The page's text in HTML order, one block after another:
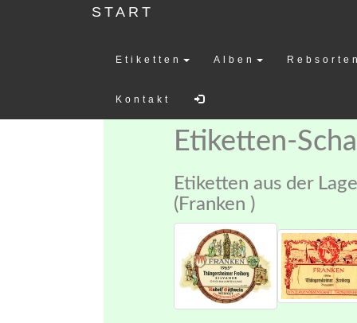
START
Etiketten Alben
Kontakt
Etiketten-
Etiketten aus der
(Franken )